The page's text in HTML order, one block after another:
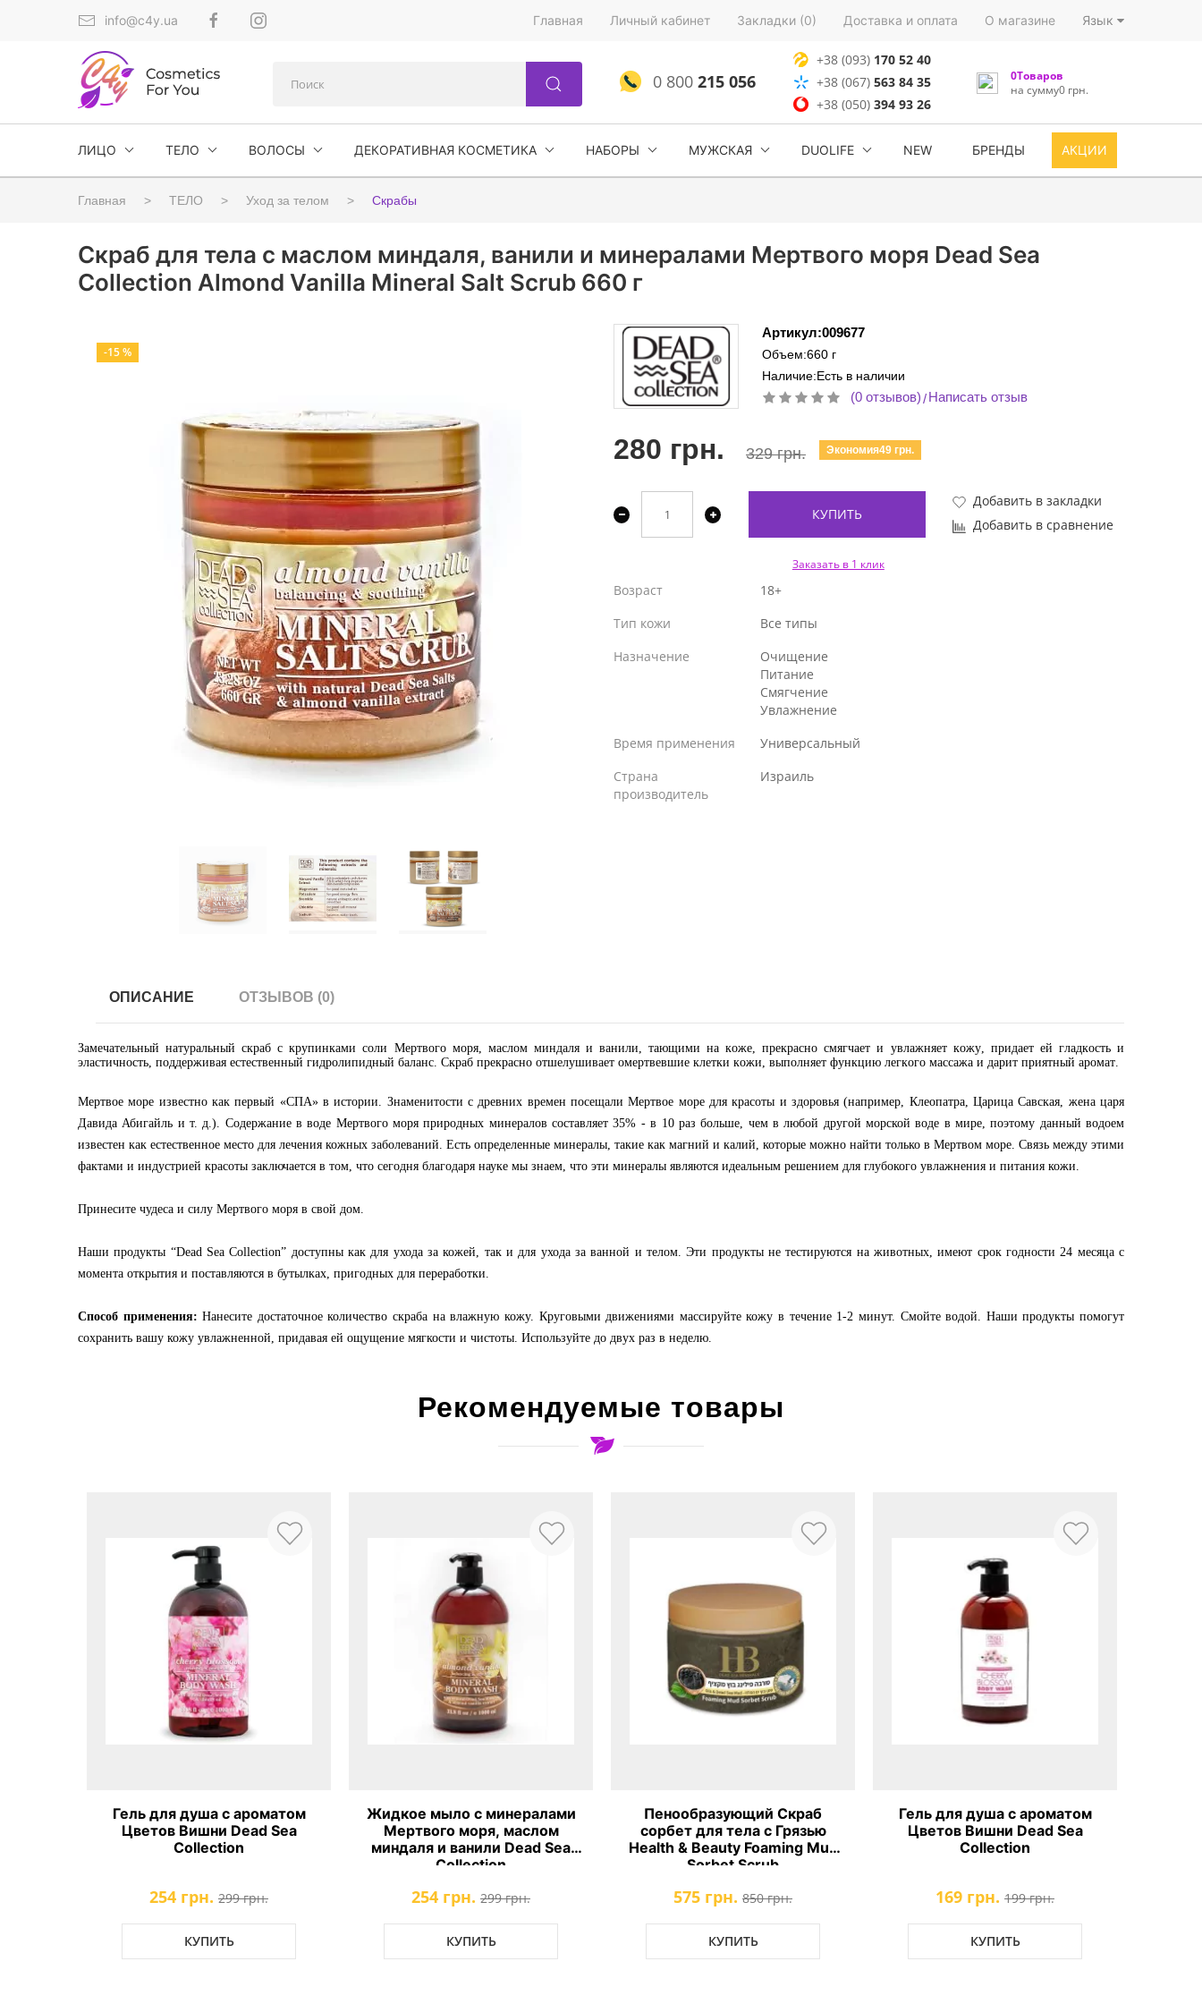
info@c4y.ua Главная Личный кабинет Закладки (0) Доставка и оплата О магазине Язык
0 800215 056
+38 (093) 170 52 40
+38 (067) 563 84 35
+38 (050)394 93 26
0Товаров
на сумму0 грн.
ЛИЦО ТЕЛО ВОЛОСЫ ДЕКОРАТИВНАЯ КОСМЕТИКА НАБОРЫ МУЖСКАЯ DUOLIFE NEW БРЕНДЫ АКЦИИ
Главная ТЕЛО Уход за телом Скрабы
Скраб для тела с маслом миндаля, ванили и минералами Мертвого моря Dead Sea
Collection Almond Vanilla Mineral Salt Scrub 660 г
-15 %
Артикул:009677
Объем:660 г
Наличие:Есть в наличии
(0 отзывов)/Написать отзыв
280 грн. 329 грн. Экономия49 грн.
КУПИТЬ
Добавить в закладки
Добавить в сравнение
Заказать в 1 клик
Возраст
18+
Тип кожи
Все типы
Назначение
Очищение
Питание
Смягчение
Увлажнение
Время применения
Универсальный
Страна
производитель
Израиль
ОПИСАНИЕ ОТЗЫВОВ (0)
Замечательный натуральный скраб с крупинками соли Мертвого моря, маслом миндаля и ванили, тающими на коже, прекрасно смягчает и увлажняет кожу, придает ей гладкость и
эластичность, поддерживая естественный гидролипидный баланс. Скраб прекрасно отшелушивает омертвевшие клетки кожи, выполняет функцию легкого массажа и дарит приятный аромат.
Мертвое море известно как первый «СПА» в истории. Знаменитости с древних времен посещали Мертвое море для красоты и здоровья (например, Клеопатра, Царица Савская, жена царя
Давида Абигайль и т. д.). Содержание в воде Мертвого моря природных минералов составляет 35% - в 10 раз больше, чем в любой другой морской воде в мире, поэтому данный водоем
известен как естественное место для лечения кожных заболеваний. Есть определенные минералы, такие как магний и калий, которые можно найти только в Мертвом море. Связь между этими
фактами и индустрией красоты заключается в том, что сегодня благодаря науке мы знаем, что эти минералы являются идеальным решением для глубокого увлажнения и питания кожи.
Принесите чудеса и силу Мертвого моря в свой дом.
Наши продукты “Dead Sea Collection” доступны как для ухода за кожей, так и для ухода за ванной и телом. Эти продукты не тестируются на животных, имеют срок годности 24 месяца с
момента открытия и поставляются в бутылках, пригодных для переработки.
Способ применения:Нанесите достаточное количество скраба на влажную кожу. Круговыми движениями массируйте кожу в течение 1-2 минут. Смойте водой. Наши продукты помогут
сохранить вашу кожу увлажненной, придавая ей ощущение мягкости и чистоты. Используйте до двух раз в неделю.
Рекомендуемые товары
Гель для душа с ароматом
Цветов Вишни Dead Sea
Collection
254 грн. 299 грн.
КУПИТЬ
Жидкое мыло с минералами
Мертвого моря, маслом
миндаля и ванили Dead Sea
Collection
254 грн. 299 грн.
КУПИТЬ
Пенообразующий Скраб
сорбет для тела с Грязью
Health & Beauty Foaming Mud
Sorbet Scrub
575 грн. 850 грн.
КУПИТЬ
Гель для душа с ароматом
Цветов Вишни Dead Sea
Collection
169 грн. 199 грн.
КУПИТЬ